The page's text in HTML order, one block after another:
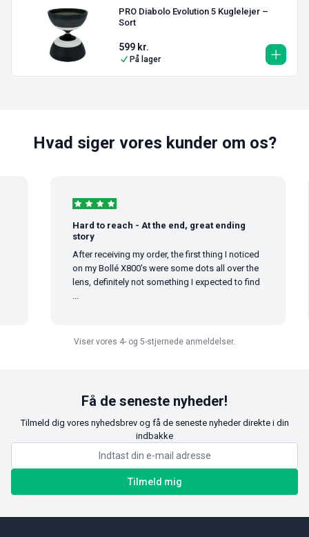
PRO Diabolo Evolution 5 Kuglelejer –
Sort
599 kr.
På lager
Hvad siger vores kunder om os?
Hard to reach - At the end, great ending
story
After receiving my order, the first thing I noticed
on my Bollé X800's were some dots all over the
lens, definitely not something I expected to find
Viser vores 4- og 5-stjernede anmeldelser.
Få de seneste nyheder!
Tilmeld dig vores nyhedsbrev og få de seneste nyheder direkte i din
indbakke
Tilmeld mig